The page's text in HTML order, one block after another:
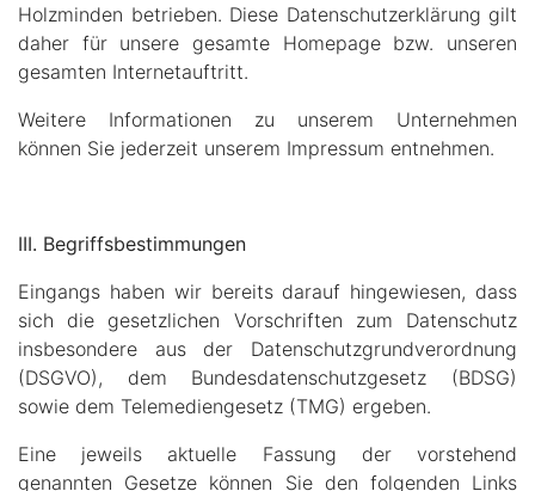
Holzminden betrieben. Diese Datenschutzerklärung gilt
daher für unsere gesamte Homepage bzw. unseren
gesamten Internetauftritt.
Weitere Informationen zu unserem Unternehmen
können Sie jederzeit unserem Impressum entnehmen.
III. Begriffsbestimmungen
Eingangs haben wir bereits darauf hingewiesen, dass
sich die gesetzlichen Vorschriften zum Datenschutz
insbesondere aus der Datenschutzgrundverordnung
(DSGVO), dem Bundesdatenschutzgesetz (BDSG)
sowie dem Telemediengesetz (TMG) ergeben.
Eine jeweils aktuelle Fassung der vorstehend
genannten Gesetze können Sie den folgenden Links